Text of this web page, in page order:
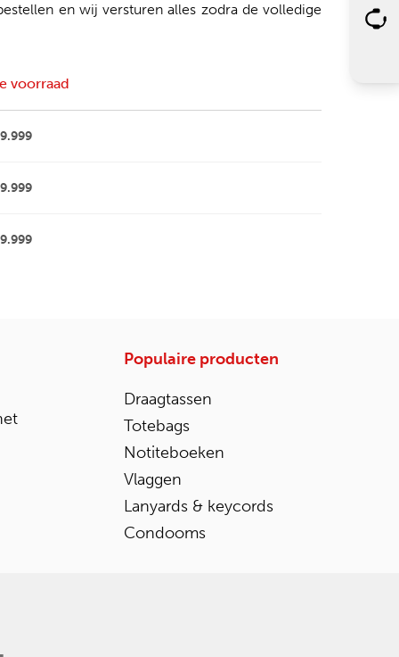
en wij versturen alles zodra de volledige
voorraad
Populaire producten
Draagtassen
Totebags
Notiteboeken
Vlaggen
Lanyards & keycords
Condooms